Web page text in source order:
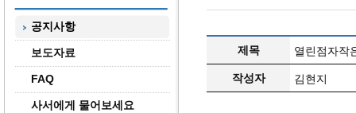
공지사항
보도자료
FAQ
사서에게 물어보세요
제목 열린점자작
작성자 김현지